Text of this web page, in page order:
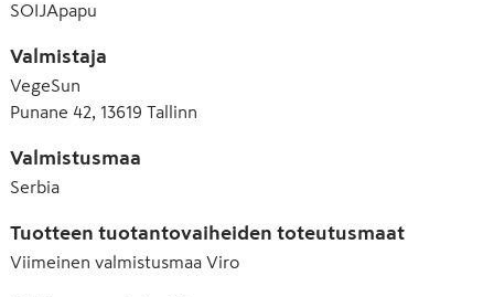
SOIJApapu
Valmistaja
VegeSun
Punane 42, 13619 Tallinn
Valmistusmaa
Serbia
Tuotteen tuotantovaiheiden toteutusmaat
Viimeinen valmistusmaa Viro